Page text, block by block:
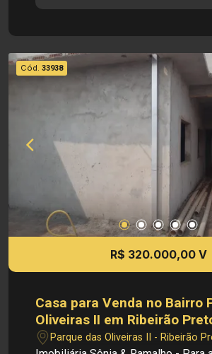
serviço - Casa 3 - Sala - Cozinha - 01 dormitórios
Padrão nas imediações de
supermercados Investimento de Venda: R$
320.000,00 Obs.: como imobiliária, me reservo o
direito de alterar qualquer
aos valores, dados e
imóveis, sem aviso prévio.
Cód. 33938
R$ 320.000,00 V
Casa para Venda no Bairro
Oliveiras II em Ribeirão
Parque das Oliveiras II - Ribeirão